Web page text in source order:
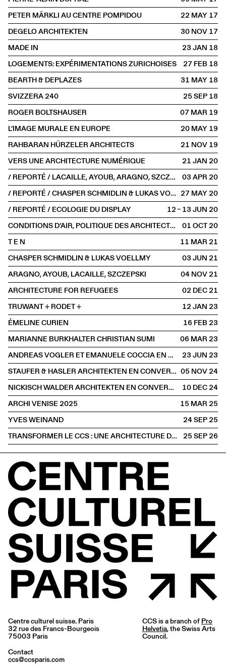
PETER MÄRKLI AU CENTRE POMPIDOU
22 MAY2017
DEGELO ARCHITEKTEN
30 NOV2017
MADE IN
23 JAN2018
LOGEMENTS: EXPÉRIMENTATIONS ZURICHOISES
27 FEB2018
BEARTH & DEPLAZES
31 MAY2018
SVIZZERA 240
25 SEP2018
ROGER BOLTSHAUSER
07 MAR2019
L’IMAGE MURALE EN EUROPE
20 MAY2019
RAHBARAN HÜRZELER ARCHITECTS
21 NOV2019
VERS UNE ARCHITECTURE NUMÉRIQUE
21 JAN2020
/ REPORTÉ / LACAILLE, AYOUB, ARAGNO, SZCZEPSKI
03 APR2020
/ REPORTÉ / CHASPER SCHMIDLIN & LUKAS VOELLMY 27 MAY2020
/ REPORTÉ / ECOLOGIE DU DISPLAY
12 – 13 JUN2020
CONDITIONS D’AIR, POLITIQUE DES ARCHITECTURES PAR L’AMBIANCE
01 OCT2020
T E N
11 MAR2021
CHASPER SCHMIDLIN & LUKAS VOELLMY
03 JUN2021
ARAGNO, AYOUB, LACAILLE, SZCZEPSKI
04 NOV2021
ARCHITECTURE FOR REFUGEES
02 DEC2021
TRUWANT + RODET +
12 JAN2023
ÉMELINE CURIEN
16 FEB2023
MARIANNE BURKHALTER CHRISTIAN SUMI
06 MAR2023
ANDREAS VOGLER ET EMANUELE COCCIA EN CONVERSATION AVEC CHARLOTTE POUPON
23 JUN2023
STAUFER & HASLER ARCHITEKTEN EN CONVERSATION AVEC BENOÎT PIÉRON 05 NOV2024
NICKISCH WALDER ARCHITEKTEN EN CONVERSATION AVEC OLIVIA FUNES LASTRA
10 DEC2024
ARCHI VENISE 2025
15 MAR2025
YVES WEINAND
24 SEP2025
TRANSFORMER LE CCS : UNE ARCHITECTURE DE L'ALTÉRATION
25 SEP2026
Centre culturel suisse. Paris
32 rue des Francs-Bourgeois
75003 Paris
Contact
ccs@ccsparis.com
CCS is a branch of Pro
Helvetia, the Swiss Arts
Council.